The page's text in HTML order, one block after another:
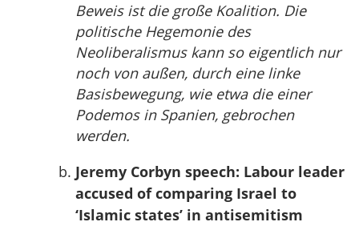
Beweis ist die große Koalition. Die
politische Hegemonie des
Neoliberalismus kann so eigentlich nur
noch von außen, durch eine linke
Basisbewegung, wie etwa die einer
Podemos in Spanien, gebrochen
werden.
Jeremy Corbyn speech: Labour leader
accused of comparing Israel to
‘Islamic states’ in antisemitism